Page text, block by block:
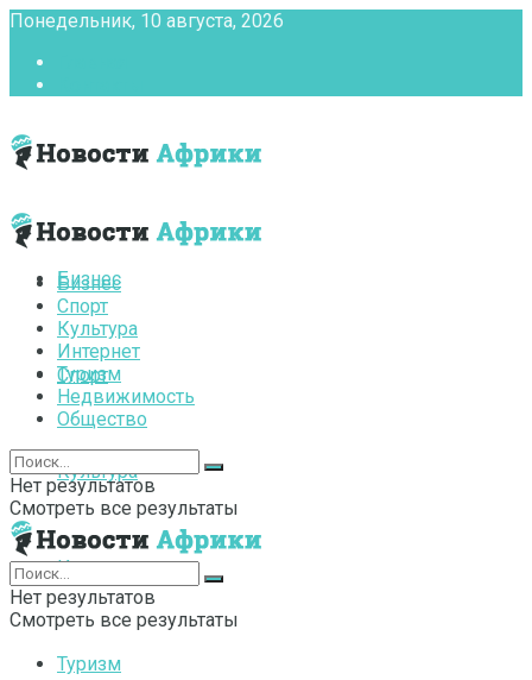
Понедельник, 10 августа, 2026
Бизнес
Спорт
Культура
Интернет
Туризм
Бизнес
Спорт
Культура
Интернет
Туризм
Недвижимость
Общество
Нет результатов
Смотреть все результаты
Нет результатов
Смотреть все результаты